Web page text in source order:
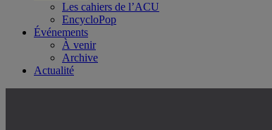
Les cahiers de l’ACU
EncycloPop
Événements
À venir
Archive
Actualité